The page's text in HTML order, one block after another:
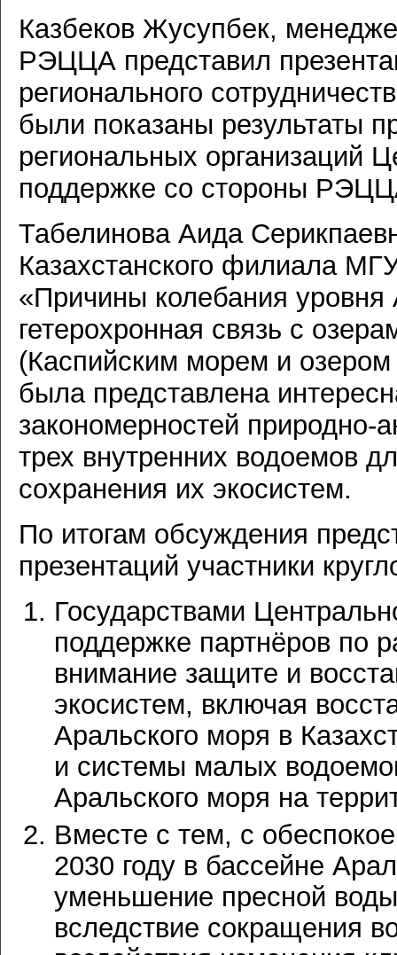
Казбеков Жусупбек,
РЭЦЦА представил
регионального
были показаны результаты
региональных организаций
поддержке со стороны
Табелинова Аида
Казахстанского филиала
«Причины колебания уровня
гетерохронная связь с
(Каспийским морем и
была представлена
закономерностей природно-
трех внутренних водоемов
сохранения их экосистем.
По итогам обсуждения
презентаций участники
Государствами
поддержке партнёров по
внимание защите и
экосистем, включая
Аральского моря в
и системы малых
Аральского моря на
Вместе с тем, с
2030 году в бассейне
уменьшение пресной
вследствие сокращения